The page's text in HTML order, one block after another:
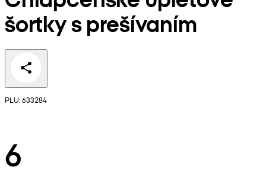
šortky s prešívaním
PLU: 633284
6